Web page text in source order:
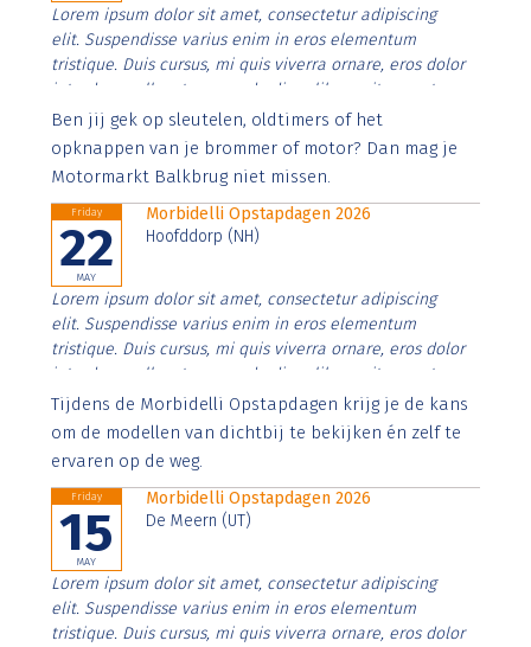
Lorem ipsum dolor sit amet, consectetur adipiscing
elit. Suspendisse varius enim in eros elementum
tristique. Duis cursus, mi quis viverra ornare, eros dolor
interdum nulla, ut commodo diam libero vitae erat.
Aenean faucibus nibh et justo cursus id rutrum lorem
imperdiet. Nunc ut sem vitae risus tristique posuere.
Ben jij gek op sleutelen, oldtimers of het
opknappen van je brommer of motor? Dan mag je
Motormarkt Balkbrug niet missen.
Friday
22
MAY
Morbidelli Opstapdagen 2026
Hoofddorp (NH)
Lorem ipsum dolor sit amet, consectetur adipiscing
elit. Suspendisse varius enim in eros elementum
tristique. Duis cursus, mi quis viverra ornare, eros dolor
interdum nulla, ut commodo diam libero vitae erat.
Aenean faucibus nibh et justo cursus id rutrum lorem
imperdiet. Nunc ut sem vitae risus tristique posuere.
Tijdens de Morbidelli Opstapdagen krijg je de kans
om de modellen van dichtbij te bekijken én zelf te
ervaren op de weg.
Friday
15
MAY
Morbidelli Opstapdagen 2026
De Meern (UT)
Lorem ipsum dolor sit amet, consectetur adipiscing
elit. Suspendisse varius enim in eros elementum
tristique. Duis cursus, mi quis viverra ornare, eros dolor